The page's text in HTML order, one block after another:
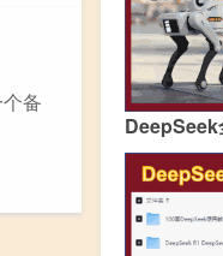
备
DeepSeek